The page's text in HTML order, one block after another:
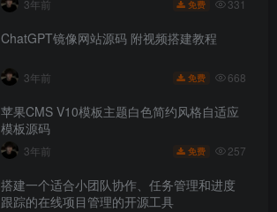
3年前 免费 331
ChatGPT镜像网站源码 附视频搭建教程
3年前 免费 668
苹果CMS V10模板主题白色简约风格自适应
模板源码
3年前 免费 257
搭建一个适合小团队协作、任务管理和进度
跟踪的在线项目管理的开源工具